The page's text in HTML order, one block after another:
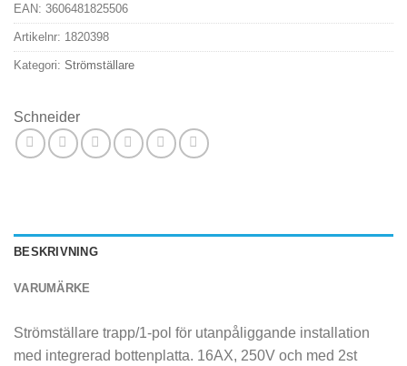
EAN: 3606481825506
Artikelnr: 1820398
Kategori: Strömställare
Schneider
BESKRIVNING
VARUMÄRKE
Strömställare trapp/1-pol för utanpåliggande installation
med integrerad bottenplatta. 16AX, 250V och med 2st